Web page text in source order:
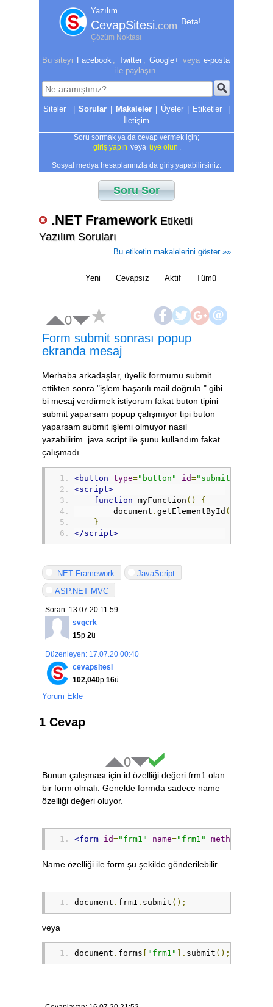
Yazılım.
CevapSitesi.com Beta!
Çözüm Noktası
Bu siteyi Facebook Twitter Google+ veya e-posta
ile paylaşın.
| Sorular | Makaleler | Üyeler | Etiketler
|
İletişim
Soru sormak ya da cevap vermek için;
giriş yapın veya üye olun
Sosyal medya hesaplarınızla da giriş yapabilirsiniz.
Soru Sor
.NET Framework Etiketli
Yazılım Soruları
Bu etiketin makalelerini göster »»
Yeni Cevapsız Aktif Tümü
0
Form submit sonrası popup
ekranda mesaj
Merhaba arkadaşlar, üyelik formumu submit
ettikten sonra "işlem başarılı mail doğrula " gibi
bi mesaj verdirmek istiyorum fakat buton tipini
submit yaparsam popup çalışmıyor tipi buton
yaparsam submit işlemi olmuyor nasıl
yazabilirim. java script ile şunu kullandım fakat
çalışmadı
<button type="button" id="submit"
<script>
function myFunction ()
{
        document
. getElementById (
}
</script>
.NET Framework
JavaScript
ASP.NET MVC
Soran: 13.07.20 11:59
svgcrk
15p 2ü
Düzenleyen: 17.07.20 00:40
cevapsitesi
102,040p 16ü
Yorum Ekle
1 Cevap
0
Bunun çalışması için id özelliği değeri frm1 olan
bir form olmalı. Genelde formda sadece name
özelliği değeri oluyor.
<form id="frm1" name="frm1" method
Name özelliği ile form şu şekilde gönderilebilir.
document . frm1 . submit ();
veya
document . forms "frm1" ]. submit ();